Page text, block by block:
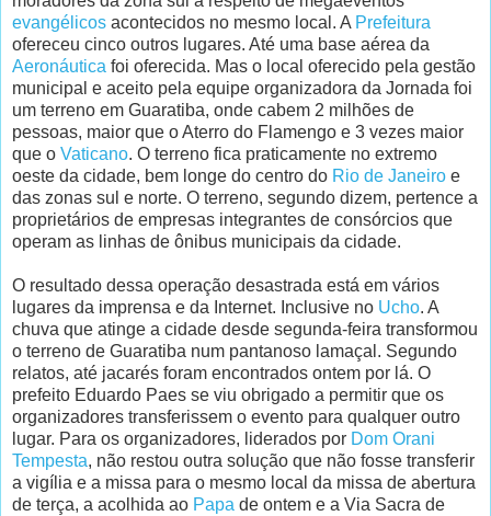
evangélicos acontecidos no mesmo local. A Prefeitura
ofereceu cinco outros lugares. Até uma base aérea da
Aeronáutica foi oferecida. Mas o local oferecido pela gestão
municipal e aceito pela equipe organizadora da Jornada foi
um terreno em Guaratiba, onde cabem 2 milhões de
pessoas, maior que o Aterro do Flamengo e 3 vezes maior
que o Vaticano. O terreno fica praticamente no extremo
oeste da cidade, bem longe do centro do Rio de Janeiro e
das zonas sul e norte. O terreno, segundo dizem, pertence a
proprietários de empresas integrantes de consórcios que
operam as linhas de ônibus municipais da cidade.
O resultado dessa operação desastrada está em vários
lugares da imprensa e da Internet. Inclusive no Ucho. A
chuva que atinge a cidade desde segunda-feira transformou
o terreno de Guaratiba num pantanoso lamaçal. Segundo
relatos, até jacarés foram encontrados ontem por lá. O
prefeito Eduardo Paes se viu obrigado a permitir que os
organizadores transferissem o evento para qualquer outro
lugar. Para os organizadores, liderados por Dom Orani
Tempesta, não restou outra solução que não fosse transferir
a vigília e a missa para o mesmo local da missa de abertura
de terça, a acolhida ao Papa de ontem e a Via Sacra de